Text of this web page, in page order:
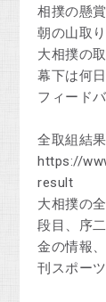
相撲の懸
朝の山取
大相撲の
幕下は何
フィード
全取組結
https://
result
大相撲の
段目、序
金の情報
刊スポー